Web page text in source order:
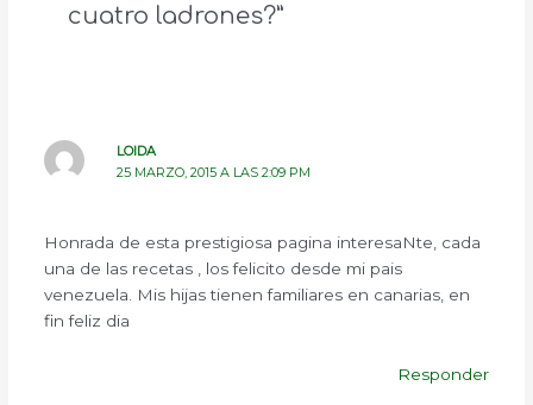
cuatro ladrones?”
LOIDA
25 MARZO, 2015 A LAS 2:09 PM
Honrada de esta prestigiosa pagina interesaNte, cada
una de las recetas , los felicito desde mi pais
venezuela. Mis hijas tienen familiares en canarias, en
fin feliz dia
Responder